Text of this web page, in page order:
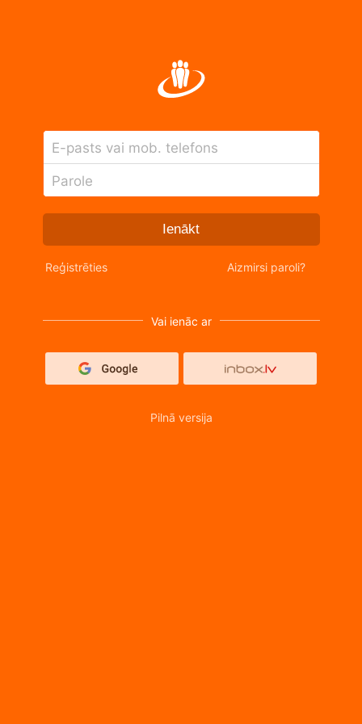
E-pasts vai mob. telefons
Parole
Ienākt
Reģistrēties Aizmirsi paroli?
Vai ienāc ar
Pilnā versija